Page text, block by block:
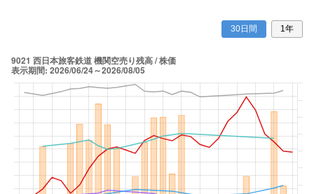
30日間 1年